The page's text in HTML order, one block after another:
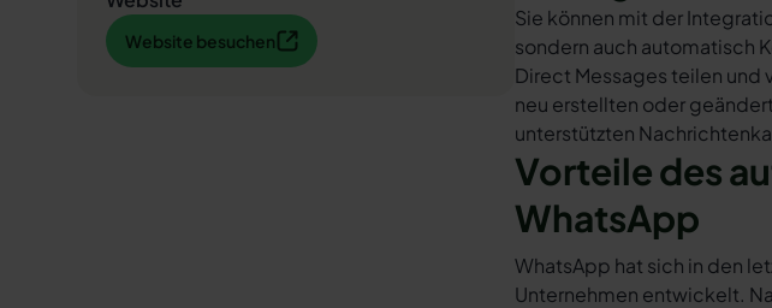
Website besuchen
Website besuchen
Sie können mit der
sondern auch automatisch
Direct Messages teilen und
neu erstellten oder
unterstützten
Vorteile des
WhatsApp
WhatsApp hat sich in den
Unternehmen entwickelt.